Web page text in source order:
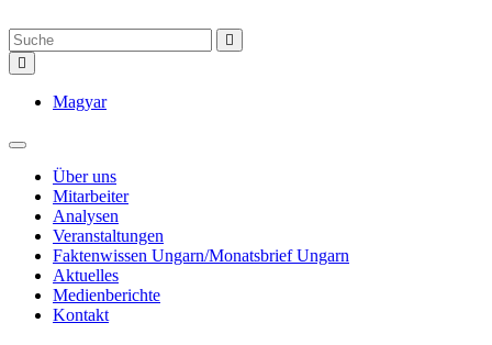
Magyar
Über uns
Mitarbeiter
Analysen
Veranstaltungen
Faktenwissen Ungarn/Monatsbrief Ungarn
Aktuelles
Medienberichte
Kontakt